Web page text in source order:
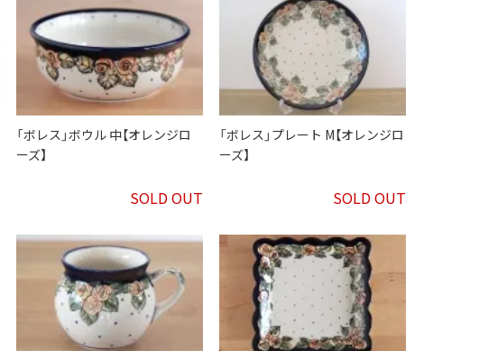
「ボレス」ボウル 中【オレンジロ
ーズ】
SOLD OUT
「ボレス」プレート M【オレンジロ
ーズ】
SOLD OUT